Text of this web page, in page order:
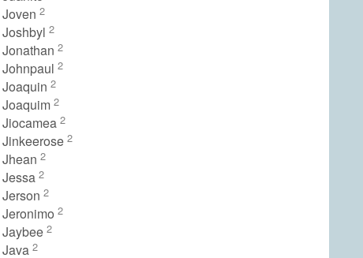
2
2
2
2
2
2
2
2
2
2
2
2
2
2